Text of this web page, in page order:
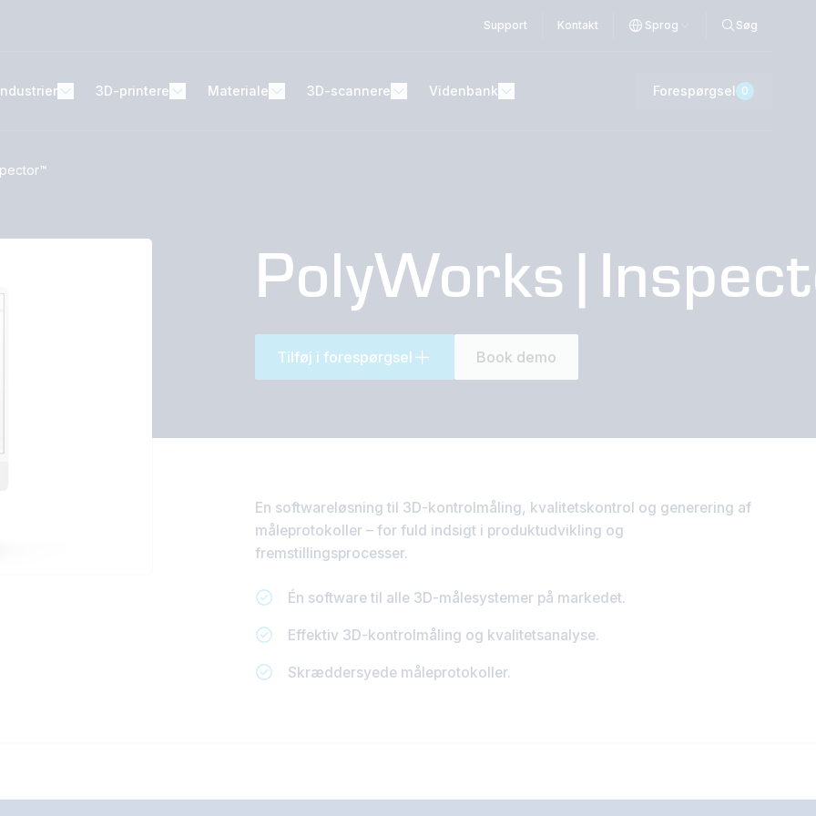
Support Kontakt Sprog Søg
3D-printere Materiale 3D-scannere Videnbank Forespørgsel 0
Tilføj i forespørgsel Book demo
En softwareløsning til 3D-kontrolmåling, kvalitetskontrol og generering af
måleprotokoller – for fuld indsigt i produktudvikling og
fremstillingsprocesser.
Én software til alle 3D-målesystemer på markedet.
Effektiv 3D-kontrolmåling og kvalitetsanalyse.
Skræddersyede måleprotokoller.